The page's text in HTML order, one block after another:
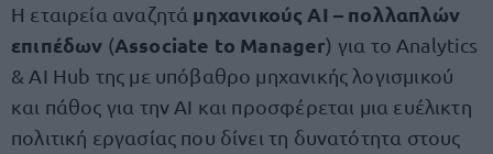
Η εταιρεία αναζητά μηχανικούς AI – πολλαπλών
επιπέδων (Associate to Manager) για το Analytics
& AI Hub της με υπόβαθρο μηχανικής λογισμικού
και πάθος για την AI και προσφέρεται μια ευέλικτη
πολιτική εργασίας που δίνει τη δυνατότητα στους